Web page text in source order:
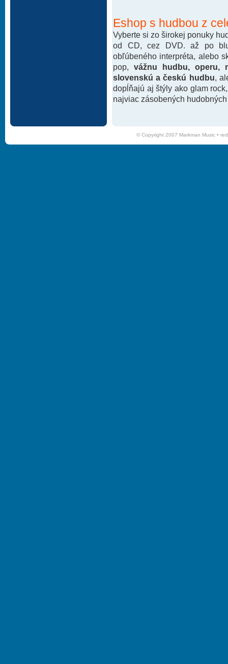
Eshop s hudbou z
Vyberte si zo širokej ponuky
od CD, cez DVD. až po
obľúbeného interpréta, alebo
pop, vážnu hudbu, operu,
slovenskú a českú hudbu ,
dopĺňajú aj štýly ako glam
najviac zásobených
© Copyright 2007 Markman Music •